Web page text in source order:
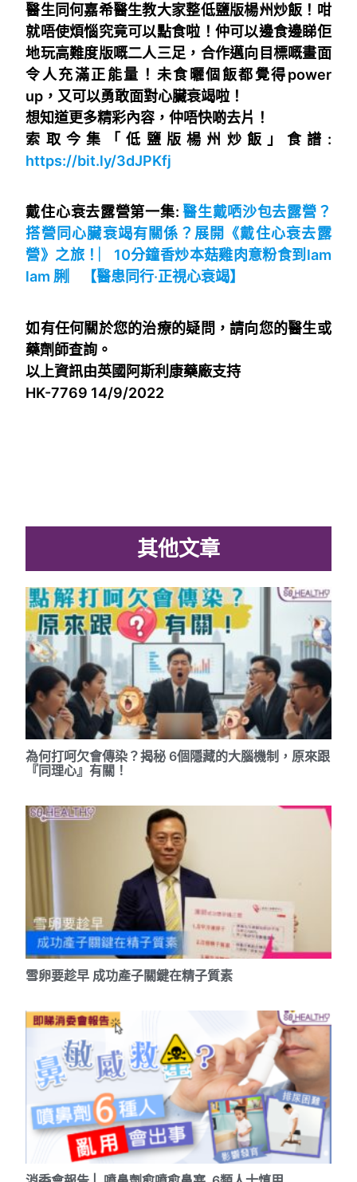
醫生同何嘉希醫生教大家整低鹽版楊州炒飯！咁
就唔使煩惱究竟可以點食啦！仲可以邊食邊睇佢
地玩高難度版嘅二人三足，合作邁向目標嘅畫面
令人充滿正能量！未食曬個飯都覺得power
up，又可以勇敢面對心臟衰竭啦！
想知道更多精彩內容，仲唔快啲去片！
索取今集「低鹽版楊州炒飯」食譜:
https://bit.ly/3dJPKfj
戴住心衰去露營第一集:醫生戴哂沙包去露營？
搭營同心臟衰竭有關係？展開《戴住心衰去露
營》之旅！︳10分鐘香炒本菇雞肉意粉食到lam
lam 脷︳【醫患同行‧正視心衰竭】
如有任何關於您的治療的疑問，請向您的醫生或
藥劑師查詢。
以上資訊由英國阿斯利康藥廠支持
HK-7769 14/9/2022
其他文章
為何打呵欠會傳染？揭秘 6個隱藏的大腦機制，原來跟
『同理心』有關！
雪卵要趁早 成功產子關鍵在精子質素